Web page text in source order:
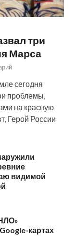
три
Марса
сегодня
проблемы,
на красную
Герой России
видимой
картах